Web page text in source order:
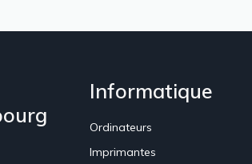
Informatique
Ordinateurs
Imprimantes